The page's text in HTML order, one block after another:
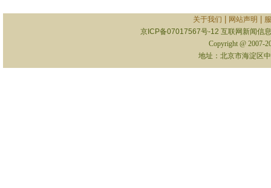
关于我们 网站声明
京ICP备07017567号-12 互联网新闻信
Copyright @ 2007-
地址：北京市海淀区